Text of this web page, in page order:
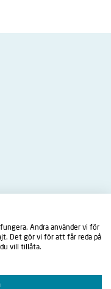
Andra använder vi för
Det gör vi för att får reda på
vill tillåta.